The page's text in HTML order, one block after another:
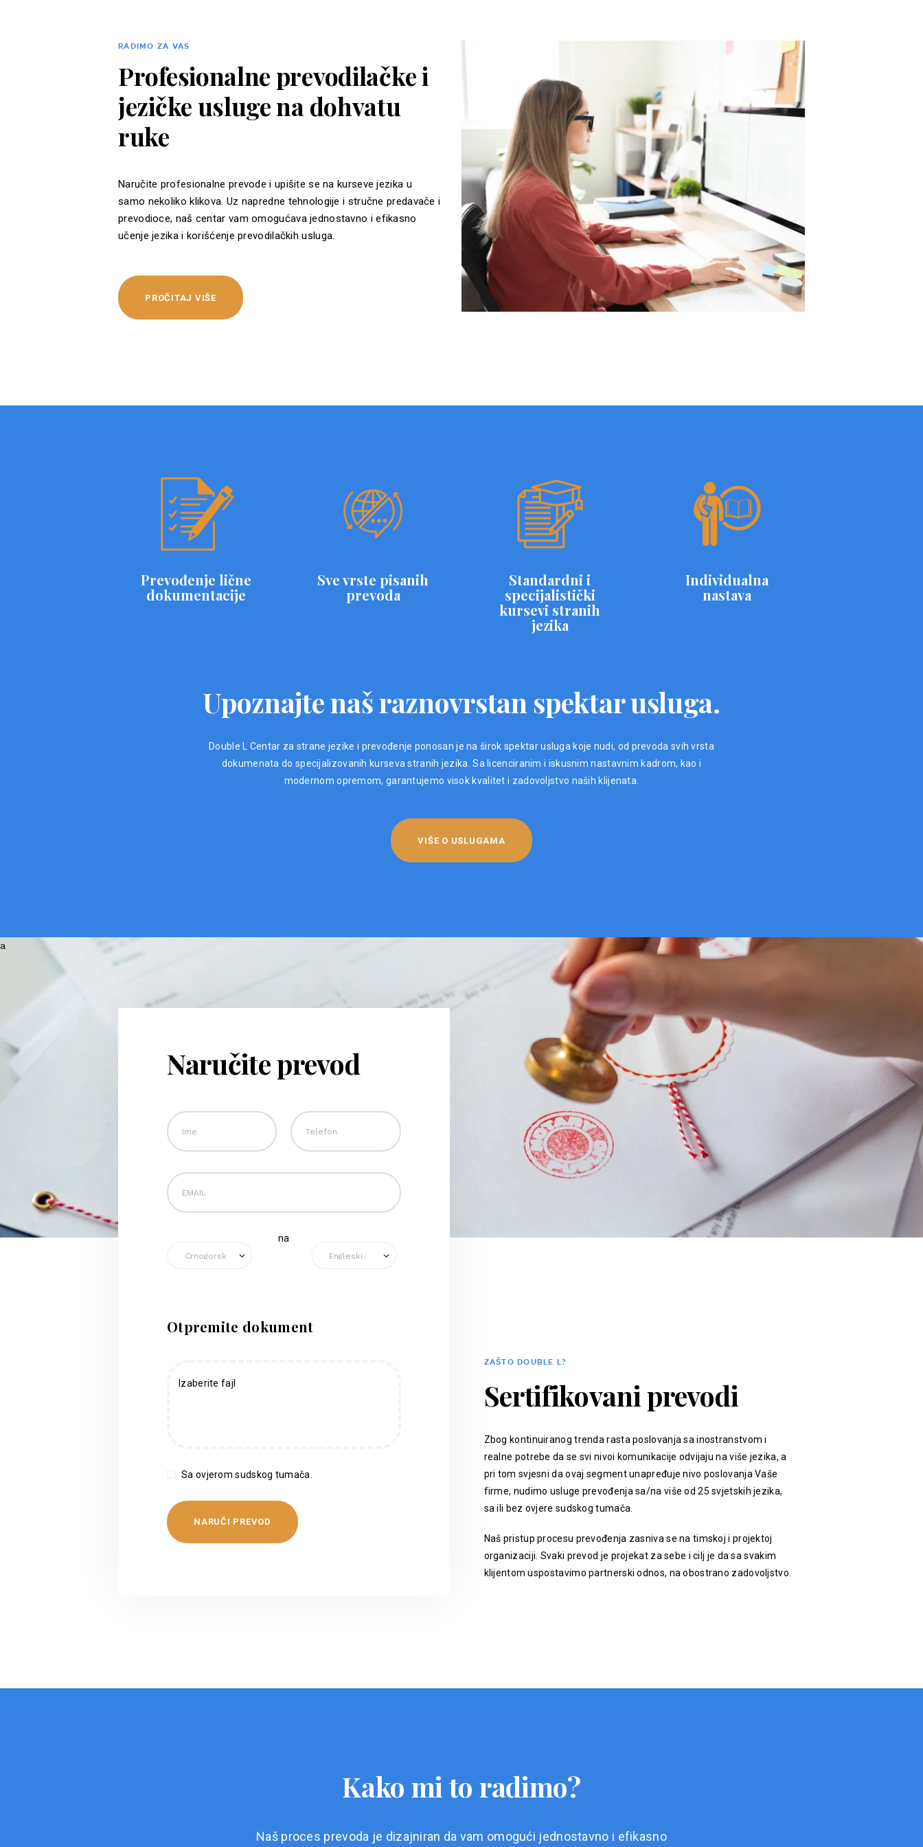
RADIMO ZA VAS
Profesionalne prevodilačke i
jezičke usluge na dohvatu
ruke
Naručite profesionalne prevode i upišite se na kurseve jezika u
samo nekoliko klikova. Uz napredne tehnologije i stručne predavače i
prevodioce, naš centar vam omogućava jednostavno i efikasno
učenje jezika i korišćenje prevodilačkih usluga.
PROČITAJ VIŠE
Prevođenje lične
dokumentacije
Sve vrste pisanih
prevoda
Standardni i
specijalistički
kursevi stranih
jezika
Individualna
nastava
Upoznajte naš raznovrstan spektar usluga.
Double L Centar za strane jezike i prevođenje ponosan je na širok spektar usluga koje nudi, od prevoda svih vrsta
dokumenata do specijalizovanih kurseva stranih jezika. Sa licenciranim i iskusnim nastavnim kadrom, kao i
modernom opremom, garantujemo visok kvalitet i zadovoljstvo naših klijenata.
VIŠE O USLUGAMA
Naručite prevod
na
Otpremite dokument
Izaberite fajl
Sa ovjerom sudskog tumača.
ZAŠTO DOUBLE L?
Sertifikovani prevodi
Zbog kontinuiranog trenda rasta poslovanja sa inostranstvom i
realne potrebe da se svi nivoi komunikacije odvijaju na više jezika, a
pri tom svjesni da ovaj segment unapređuje nivo poslovanja Vaše
firme, nudimo usluge prevođenja sa/na više od 25 svjetskih jezika,
sa ili bez ovjere sudskog tumača.
Naš pristup procesu prevođenja zasniva se na timskoj i projektoj
organizaciji. Svaki prevod je projekat za sebe i cilj je da sa svakim
klijentom uspostavimo partnerski odnos, na obostrano zadovoljstvo.
Kako mi to radimo?
Naš proces prevoda je dizajniran da vam omogući jednostavno i efikasno